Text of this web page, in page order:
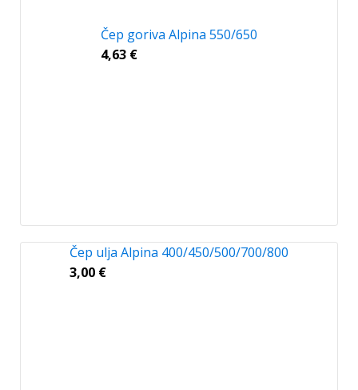
Čep goriva Alpina 550/650
4,63 €
Čep ulja Alpina 400/450/500/700/800
3,00 €